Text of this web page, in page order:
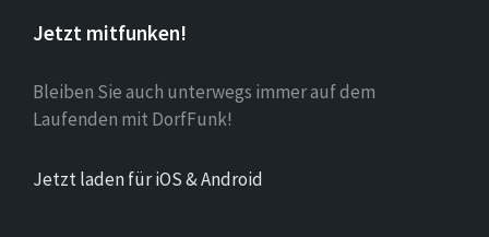
Jetzt mitfunken!
Bleiben Sie auch unterwegs immer auf dem
Laufenden mit DorfFunk!
Jetzt laden für iOS & Android